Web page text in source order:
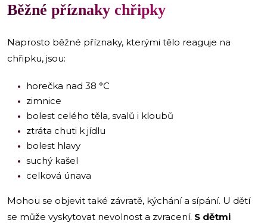
Běžné příznaky chřipky
Naprosto běžné příznaky, kterými tělo reaguje na
chřipku, jsou:
horečka nad 38 °C
zimnice
bolest celého těla, svalů i kloubů
ztráta chuti k jídlu
bolest hlavy
suchý kašel
celková únava
Mohou se objevit také závratě, kýchání a sípání. U dětí
se může vyskytovat nevolnost a zvracení. S dětmi